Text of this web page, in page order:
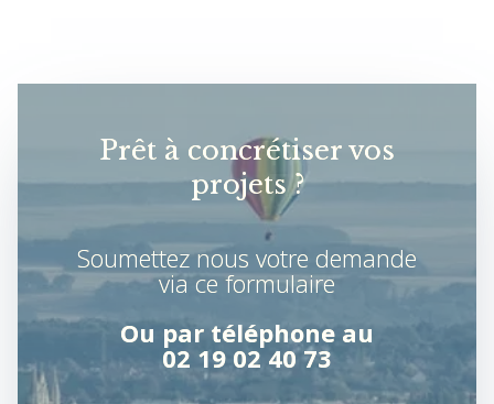
Prêt à concrétiser vos
projets ?
Soumettez nous votre demande
via ce formulaire
Ou par téléphone au
02 19 02 40 73